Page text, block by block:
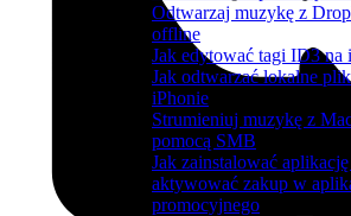
Odtwarzaj muzykę z
offline
Jak edytować tagi ID3 na
Jak odtwarzać lokalne
iPhonie
Strumieniuj muzykę z
pomocą SMB
Jak zainstalować
aktywować zakup w
promocyjnego